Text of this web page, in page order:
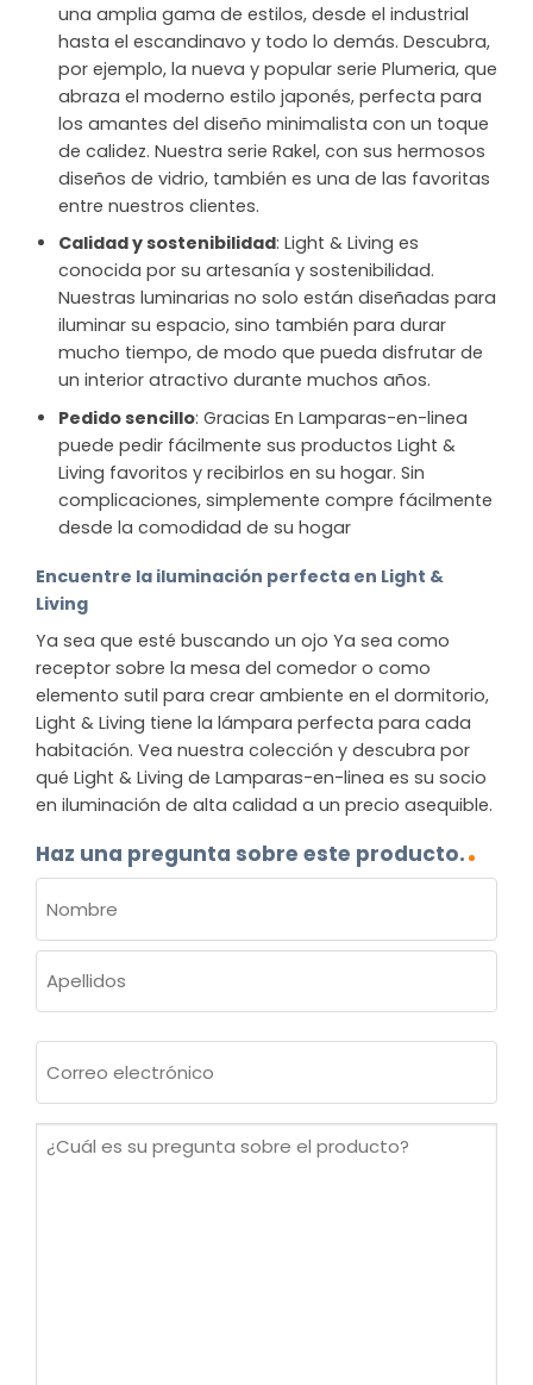
una amplia gama de estilos, desde el industrial
hasta el escandinavo y todo lo demás. Descubra,
por ejemplo, la nueva y popular serie Plumeria, que
abraza el moderno estilo japonés, perfecta para
los amantes del diseño minimalista con un toque
de calidez. Nuestra serie Rakel, con sus hermosos
diseños de vidrio, también es una de las favoritas
entre nuestros clientes.
Calidad y sostenibilidad: Light & Living es
conocida por su artesanía y sostenibilidad.
Nuestras luminarias no solo están diseñadas para
iluminar su espacio, sino también para durar
mucho tiempo, de modo que pueda disfrutar de
un interior atractivo durante muchos años.
Pedido sencillo: Gracias En Lamparas-en-linea
puede pedir fácilmente sus productos Light &
Living favoritos y recibirlos en su hogar. Sin
complicaciones, simplemente compre fácilmente
desde la comodidad de su hogar
Encuentre la iluminación perfecta en Light &
Living
Ya sea que esté buscando un ojo Ya sea como
receptor sobre la mesa del comedor o como
elemento sutil para crear ambiente en el dormitorio,
Light & Living tiene la lámpara perfecta para cada
habitación. Vea nuestra colección y descubra por
qué Light & Living de Lamparas-en-linea es su socio
en iluminación de alta calidad a un precio asequible.
Haz una pregunta sobre este producto.
(OBLIGATORIO)
Nombre
electrónico
¿Cuál